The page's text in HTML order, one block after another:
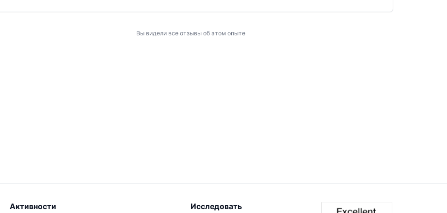
Вы видели все отзывы об этом опыте
Активности Исследовать